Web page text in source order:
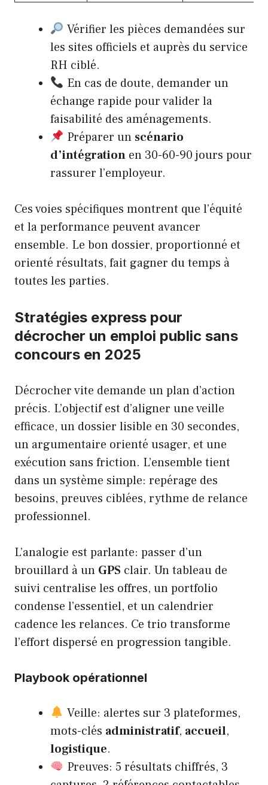
Vérifier les pièces demandées sur
les sites officiels et auprès du service
RH ciblé.
En cas de doute, demander un
échange rapide pour valider la
faisabilité des aménagements.
Préparer un scénario
d’intégration en 30-60-90 jours pour
rassurer l’employeur.
Ces voies spécifiques montrent que l’équité
et la performance peuvent avancer
ensemble. Le bon dossier, proportionné et
orienté résultats, fait gagner du temps à
toutes les parties.
Stratégies express pour
décrocher un emploi public sans
concours en 2025
Décrocher vite demande un plan d’action
précis. L’objectif est d’aligner une veille
efficace, un dossier lisible en 30 secondes,
un argumentaire orienté usager, et une
exécution sans friction. L’ensemble tient
dans un système simple: repérage des
besoins, preuves ciblées, rythme de relance
professionnel.
L’analogie est parlante: passer d’un
brouillard à un GPS clair. Un tableau de
suivi centralise les offres, un portfolio
condense l’essentiel, et un calendrier
cadence les relances. Ce trio transforme
l’effort dispersé en progression tangible.
Playbook opérationnel
Veille: alertes sur 3 plateformes,
mots-clés administratif, accueil,
logistique.
Preuves: 5 résultats chiffrés, 3